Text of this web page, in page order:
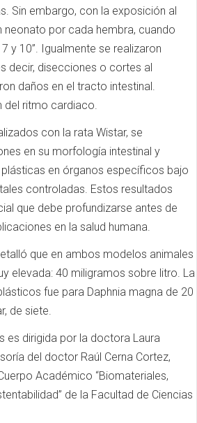
Sin embargo, con la exposición al
neonato por cada hembra, cuando
y 10”. Igualmente se realizaron
decir, disecciones o cortes al
daños en el tracto intestinal.
del ritmo cardiaco.
con la rata Wistar, se
en su morfología intestinal y
en órganos específicos bajo
controladas. Estos resultados
que debe profundizarse antes de
en la salud humana.
que en ambos modelos animales
elevada: 40 miligramos sobre litro. La
fue para Daphnia magna de 20
de siete.
es dirigida por la doctora Laura
del doctor Raúl Cerna Cortez,
Académico “Biomateriales,
de la Facultad de Ciencias